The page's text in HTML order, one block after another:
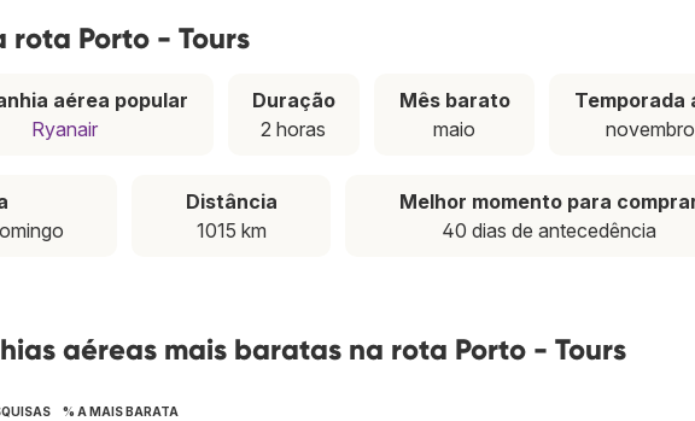
rota Porto - Tours
aérea popular
Ryanair
Duração
2 horas
Mês barato
maio
Temporada
novembro
Distância
1015 km
Melhor momento para
40 dias de antecedência
aéreas mais baratas na rota Porto - Tours
% A MAIS BARATA